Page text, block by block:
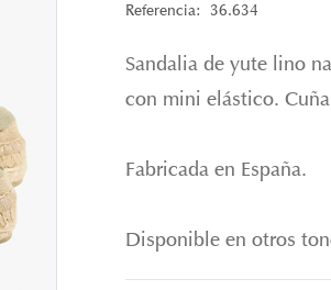
Referencia: 36.634
Sandalia de yute lino
con mini elástico.
Fabricada en España.
Disponible en otros